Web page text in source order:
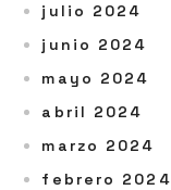
julio 2024
junio 2024
mayo 2024
abril 2024
marzo 2024
febrero 2024